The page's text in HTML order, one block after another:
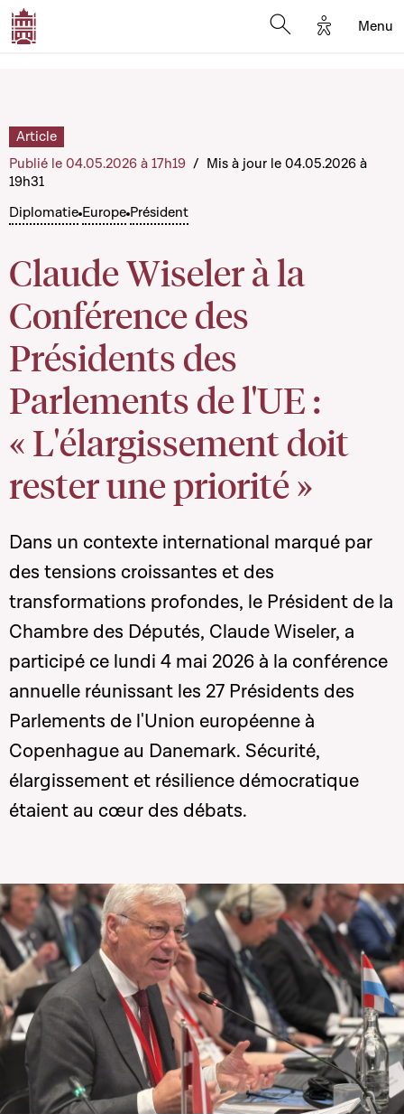
Options
Menu
Diplomatie Europe Président
Claude Wiseler à la
Conférence des
Présidents des
Parlements de l'UE :
« L'élargissement doit
rester une priorité »
Article
Publié le 04.05.2026 à 17h19 / Mis à jour le 04.05.2026 à
19h31
Dans un contexte international marqué par
des tensions croissantes et des
transformations profondes, le Président de la
Chambre des Députés, Claude Wiseler, a
participé ce lundi 4 mai 2026 à la conférence
annuelle réunissant les 27 Présidents des
Parlements de l'Union européenne à
Copenhague au Danemark. Sécurité,
élargissement et résilience démocratique
étaient au cœur des débats.